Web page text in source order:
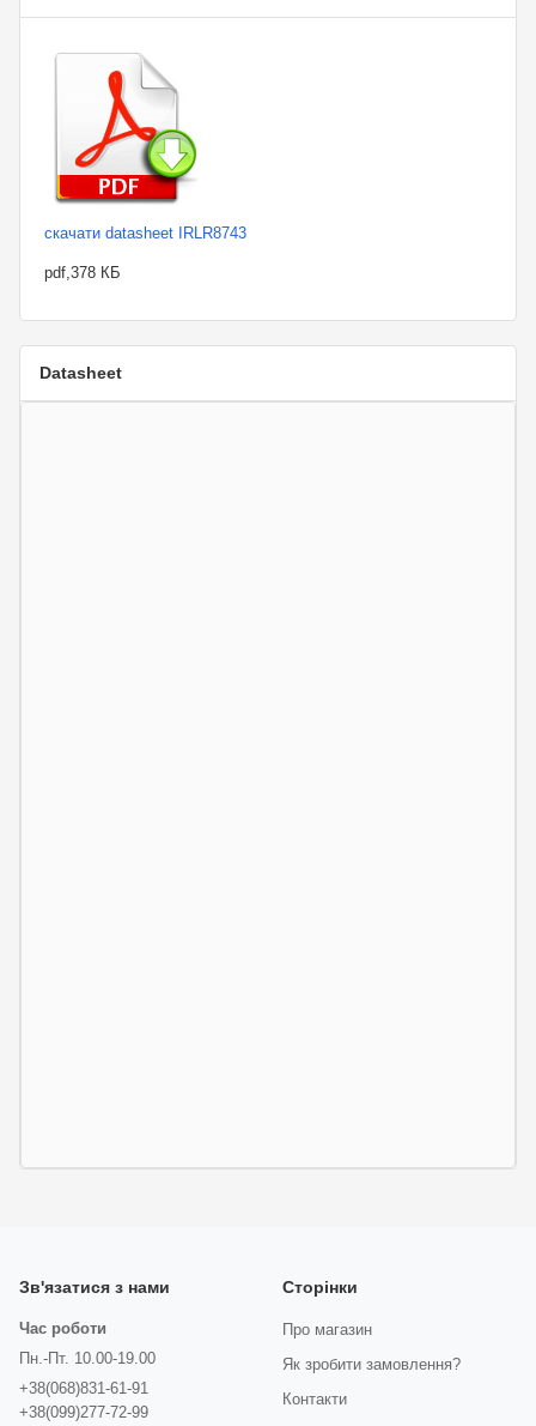
скачати datasheet IRLR8743
pdf,378 КБ
Datasheet
Зв'язатися з нами
Час роботи
Пн.-Пт. 10.00-19.00
+38(068)831-61-91
+38(099)277-72-99
Сторінки
Про магазин
Як зробити замовлення?
Контакти